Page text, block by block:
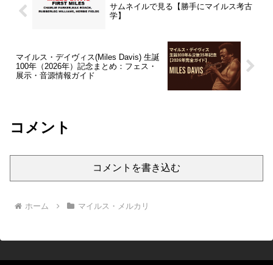
サムネイルで見る【勝手にマイルス考古
学】
マイルス・デイヴィス(Miles Davis) 生誕
100年（2026年）記念まとめ：フェス・
展示・音源情報ガイド
コメント
コメントを書き込む
ホーム マイルス・メルカリ